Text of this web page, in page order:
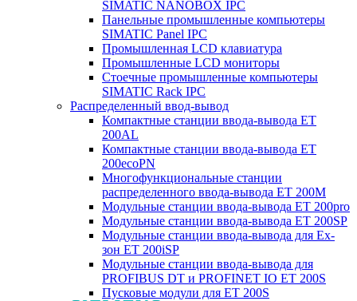
SIMATIC NANOBOX IPC
Панельные промышленные компьютеры
SIMATIC Panel IPC
Промышленная LCD клавиатура
Промышленные LCD мониторы
Стоечные промышленные компьютеры
SIMATIC Rack IPC
Распределенный ввод-вывод
Компактные станции ввода-вывода ET
200AL
Компактные станции ввода-вывода ET
200ecoPN
Многофункциональные станции
распределенного ввода-вывода ET 200M
Модульные станции ввода-вывода ET 200pro
Модульные станции ввода-вывода ET 200SP
Модульные станции ввода-вывода для Ex-
зон ET 200iSP
Модульные станции ввода-вывода для
PROFIBUS DT и PROFINET IO ET 200S
Пусковые модули для ET 200S